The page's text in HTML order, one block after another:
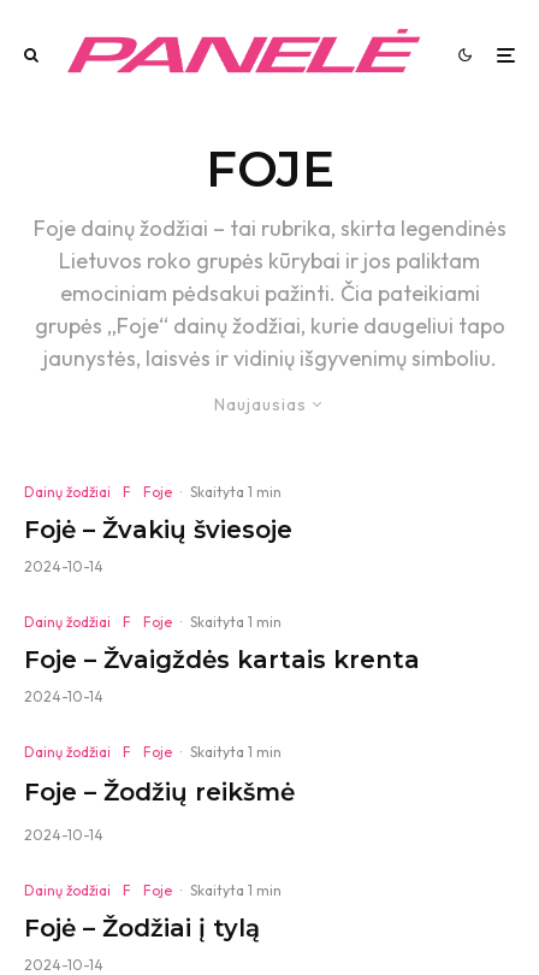
FOJE
Foje dainų žodžiai – tai rubrika, skirta legendinės
Lietuvos roko grupės kūrybai ir jos paliktam
emociniam pėdsakui pažinti. Čia pateikiami
grupės „Foje“ dainų žodžiai, kurie daugeliui tapo
jaunystės, laisvės ir vidinių išgyvenimų simboliu.
Naujausias
Dainų žodžiai F Foje · Skaityta 1 min
Fojė – Žvakių šviesoje
2024-10-14
Dainų žodžiai F Foje · Skaityta 1 min
Foje – Žvaigždės kartais krenta
2024-10-14
Dainų žodžiai F Foje · Skaityta 1 min
Foje – Žodžių reikšmė
2024-10-14
Dainų žodžiai F Foje · Skaityta 1 min
Fojė – Žodžiai į tylą
2024-10-14